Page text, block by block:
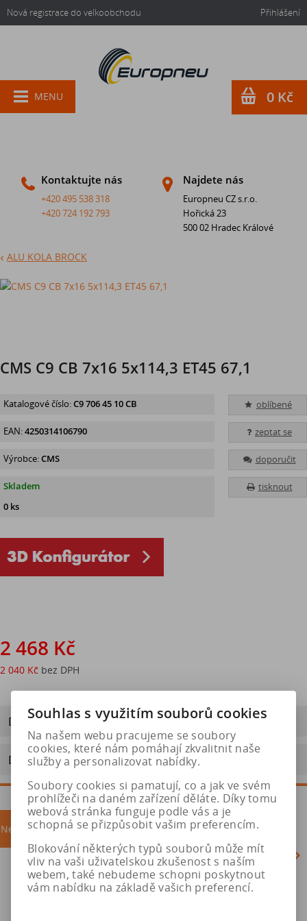
Nová registrace do velkoobchodu Přihlášení
Kontaktujte nás
+420 495 538 318
+420 724 192 793
Najdete nás
Europneu CZ s.r.o.
Hořická 23
500 02 Hradec Králové
MENU 0 Kč
ALU KOLA BROCK
CMS C9 CB 7x16 5x114,3 ET45 67,1
oblíbené
zeptat se
doporučit
tisknout
Katalogové číslo:C9 706 45 10 CB
EAN:4250314106790
Výrobce:CMS
Skladem
0 ks
2 468 Kč
2 040 Kč bez DPH
Dotaz na výrobek
Doporučit výrobek
Nejprodávanější akce
Akce
Souhlas s využitím souborů cookies
Na našem webu pracujeme se soubory
cookies, které nám pomáhají zkvalitnit naše
služby a personalizovat nabídky.
Soubory cookies si pamatují, co a jak ve svém
prohlížeči na daném zařízení děláte. Díky tomu
webová stránka funguje podle vás a je
schopná se přizpůsobit vašim preferencím.
Blokování některých typů souborů může mít
vliv na vaši uživatelskou zkušenost s naším
webem, také nebudeme schopni poskytnout
vám nabídku na základě vašich preferencí.